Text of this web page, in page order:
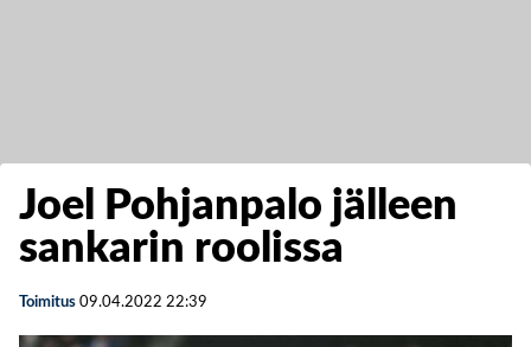
Joel Pohjanpalo jälleen
sankarin roolissa
Toimitus 09.04.2022 22:39